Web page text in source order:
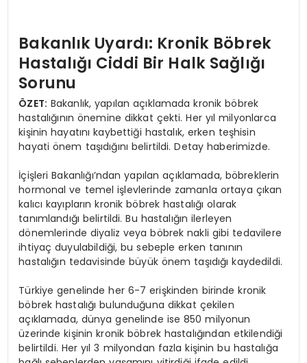
Bakanlık Uyardı: Kronik Böbrek
Hastalığı Ciddi Bir Halk Sağlığı
Sorunu
ÖZET: Bakanlık, yapılan açıklamada kronik böbrek
hastalığının önemine dikkat çekti. Her yıl milyonlarca
kişinin hayatını kaybettiği hastalık, erken teşhisin
hayati önem taşıdığını belirtildi. Detay haberimizde.
İçişleri Bakanlığı’ndan yapılan açıklamada, böbreklerin
hormonal ve temel işlevlerinde zamanla ortaya çıkan
kalıcı kayıpların kronik böbrek hastalığı olarak
tanımlandığı belirtildi. Bu hastalığın ilerleyen
dönemlerinde diyaliz veya böbrek nakli gibi tedavilere
ihtiyaç duyulabildiği, bu sebeple erken tanının
hastalığın tedavisinde büyük önem taşıdığı kaydedildi.
Türkiye genelinde her 6-7 erişkinden birinde kronik
böbrek hastalığı bulunduğuna dikkat çekilen
açıklamada, dünya genelinde ise 850 milyonun
üzerinde kişinin kronik böbrek hastalığından etkilendiği
belirtildi. Her yıl 3 milyondan fazla kişinin bu hastalığa